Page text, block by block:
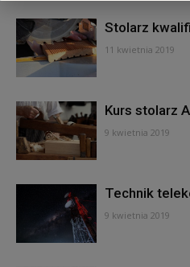
Stolarz
11 kwietnia 2019
Kurs stolarz
9 kwietnia 2019
Technik
9 kwietnia 2019